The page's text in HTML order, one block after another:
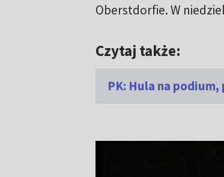
Oberstdorfie. W
Czytaj także:
PK: Hula na podium,